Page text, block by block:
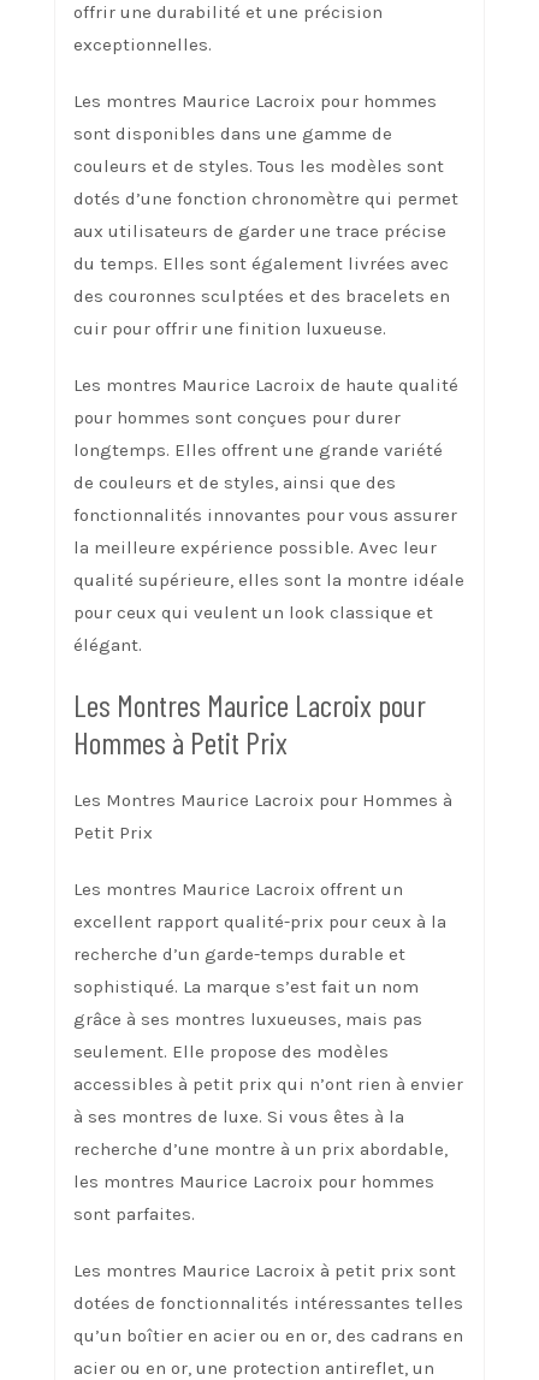
offrir une durabilité et une précision
exceptionnelles.
Les montres Maurice Lacroix pour hommes
sont disponibles dans une gamme de
couleurs et de styles. Tous les modèles sont
dotés d’une fonction chronomètre qui permet
aux utilisateurs de garder une trace précise
du temps. Elles sont également livrées avec
des couronnes sculptées et des bracelets en
cuir pour offrir une finition luxueuse.
Les montres Maurice Lacroix de haute qualité
pour hommes sont conçues pour durer
longtemps. Elles offrent une grande variété
de couleurs et de styles, ainsi que des
fonctionnalités innovantes pour vous assurer
la meilleure expérience possible. Avec leur
qualité supérieure, elles sont la montre idéale
pour ceux qui veulent un look classique et
élégant.
Les Montres Maurice Lacroix pour
Hommes à Petit Prix
Les Montres Maurice Lacroix pour Hommes à
Petit Prix
Les montres Maurice Lacroix offrent un
excellent rapport qualité-prix pour ceux à la
recherche d’un garde-temps durable et
sophistiqué. La marque s’est fait un nom
grâce à ses montres luxueuses, mais pas
seulement. Elle propose des modèles
accessibles à petit prix qui n’ont rien à envier
à ses montres de luxe. Si vous êtes à la
recherche d’une montre à un prix abordable,
les montres Maurice Lacroix pour hommes
sont parfaites.
Les montres Maurice Lacroix à petit prix sont
dotées de fonctionnalités intéressantes telles
qu’un boîtier en acier ou en or, des cadrans en
acier ou en or, une protection antireflet, un